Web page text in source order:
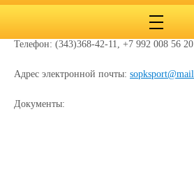
Боровикова Оксана Евгеньевна-
Телефон: (343)368-42-11, +7 992 008 56 20
Адрес электронной почты:
Документы: